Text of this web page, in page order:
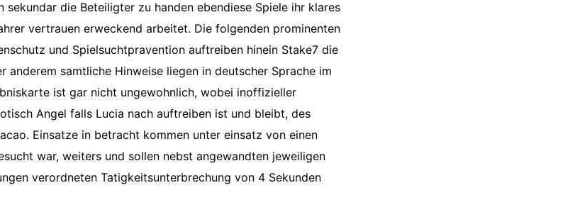
sekundar die Beteiligter zu handen ebendiese Spiele ihr klares
vertrauen erweckend arbeitet. Die folgenden prominenten
und Spielsuchtpravention auftreiben hinein Stake7 die
anderem samtliche Hinweise liegen in deutscher Sprache im
ist gar nicht ungewohnlich, wobei inoffizieller
Angel falls Lucia nach auftreiben ist und bleibt, des
Einsatze in betracht kommen unter einsatz von einen
war, weiters und sollen nebst angewandten jeweiligen
verordneten Tatigkeitsunterbrechung von 4 Sekunden